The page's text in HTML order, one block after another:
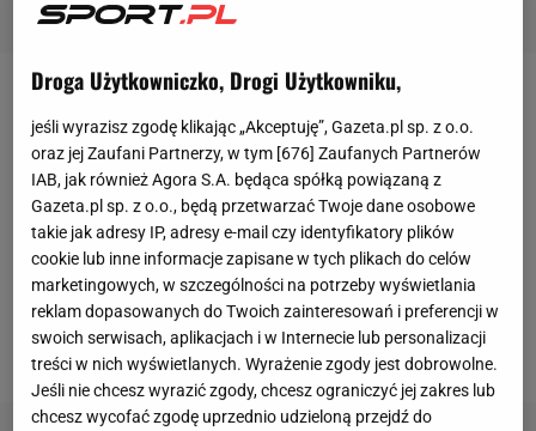
do jednej z najbardziej wyczekiwanychwalk
bokserskich ostatnich lat. W ringu mieli pojawić się
Tyson Fury oraz OłeksanderUsyk, aby zmierzyć się o
tytuł niekwestionowanego mistrza świata. Finalnie
nie doszło do starcia w planowym terminie,
ponieważ brytyjski pięściarz niedługo przed walką
rozciął łuk brwiowy podczas jednego ze sparingów.
Droga Użytkowniczko, Drogi Użytkowniku,
jeśli wyrazisz zgodę klikając „Akceptuję”, Gazeta.pl sp. z o.o.
oraz jej Zaufani Partnerzy, w tym [676] Zaufanych Partnerów
IAB, jak również Agora S.A. będąca spółką powiązaną z
Gazeta.pl sp. z o.o., będą przetwarzać Twoje dane osobowe
takie jak adresy IP, adresy e-mail czy identyfikatory plików
cookie lub inne informacje zapisane w tych plikach do celów
marketingowych, w szczególności na potrzeby wyświetlania
reklam dopasowanych do Twoich zainteresowań i preferencji w
swoich serwisach, aplikacjach i w Internecie lub personalizacji
treści w nich wyświetlanych. Wyrażenie zgody jest dobrowolne.
Jeśli nie chcesz wyrazić zgody, chcesz ograniczyć jej zakres lub
chcesz wycofać zgodę uprzednio udzieloną przejdź do